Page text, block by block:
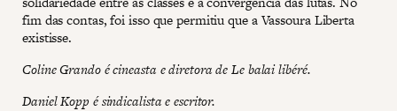
fim das contas, foi isso que permitiu que a Vassoura Liberta
existisse.
Coline Grando é cineasta e diretora de Le balai libéré.
Daniel Kopp é sindicalista e escritor.